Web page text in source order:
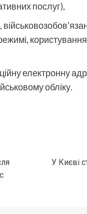
послуг),
електронну
обліку.
У Києві